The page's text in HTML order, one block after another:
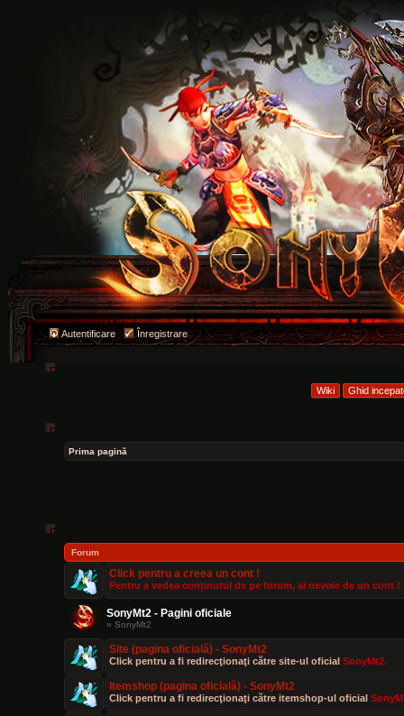
Autentificare Înregistrare
Prima pagină
Forum
Click pentru a creea un cont !
Pentru a vedea conținutul de pe forum, ai nevoie de un cont !
SonyMt2 - Pagini oficiale
» SonyMt2
Site (pagina oficială) - SonyMt2
Click pentru a fi redirecţionaţi către site-ul oficial SonyMt2.
Itemshop (pagina oficială) - SonyMt2
Click pentru a fi redirecţionaţi către itemshop-ul oficial